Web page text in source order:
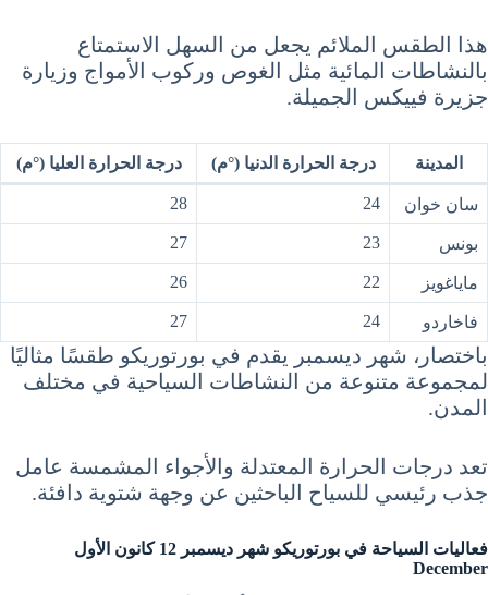
هذا الطقس الملائم يجعل من السهل الاستمتاع
بالنشاطات المائية مثل الغوص وركوب الأمواج وزيارة
جزيرة فييكس الجميلة.
المدينة درجة الحرارة الدنيا (°م) درجة الحرارة العليا (°م)
سان خوان 24
28
بونس 23
27
ماياغويز 22
26
فاخاردو 24
27
باختصار، شهر ديسمبر يقدم في بورتوريكو طقسًا مثاليًا
لمجموعة متنوعة من النشاطات السياحية في مختلف
المدن.
تعد درجات الحرارة المعتدلة والأجواء المشمسة عامل
جذب رئيسي للسياح الباحثين عن وجهة شتوية دافئة.
فعاليات السياحة في بورتوريكو شهر ديسمبر 12 كانون الأول
December